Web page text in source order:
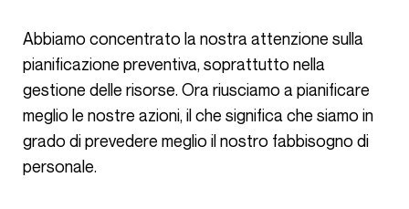
Abbiamo concentrato la nostra attenzione sulla
pianificazione preventiva, soprattutto nella
gestione delle risorse. Ora riusciamo a pianificare
meglio le nostre azioni, il che significa che siamo in
grado di prevedere meglio il nostro fabbisogno di
personale.